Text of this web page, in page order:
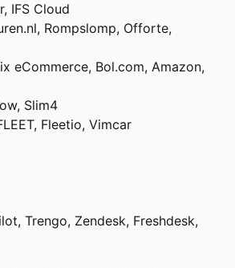
IFS Cloud
Rompslomp, Offorte,
eCommerce, Bol.com, Amazon,
Slim4
Fleetio, Vimcar
Trengo, Zendesk, Freshdesk,